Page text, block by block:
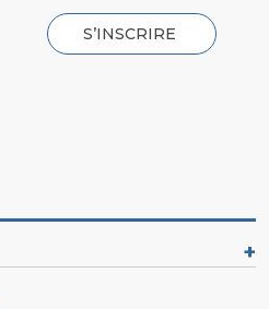
S’INSCRIRE